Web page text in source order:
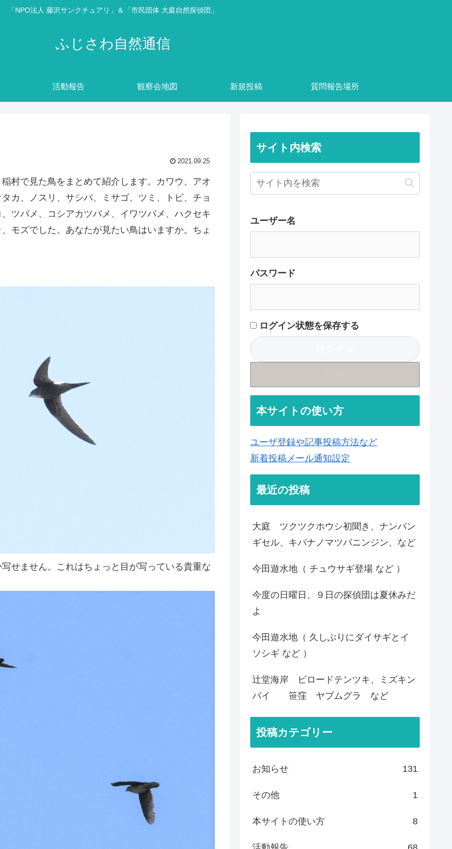
「NPO法人 藤沢サンクチュアリ」＆「市民団体 大庭自然探偵団」
ふじさわ自然通信
活動報告 観察会地図 新規投稿 質問報告場所
2021.09.25
村で見た鳥をまとめて紹介します。カワウ、アオ
カ、ノスリ、サシバ、ミサゴ、ツミ、トビ、チョ
ツバメ、コシアカツバメ、イワツバメ、ハクセキ
モズでした。あなたが見たい鳥はいますか。ちょ
せません。これはちょっと目が写っている貴重な
サイト内検索
ユーザー名
パスワード
ログイン状態を保存する
本サイトの使い方
ユーザ登録や記事投稿方法など
新着投稿メール通知設定
最近の投稿
大庭 ツクツクホウシ初聞き、ナンバン
ギセル、キバナノマツバニンジン、など
今田遊水地（ チュウサギ登場 など ）
今度の日曜日、９日の探偵団は夏休みだ
よ
今田遊水地（ 久しぶりにダイサギとイ
ソシギ など ）
辻堂海岸 ビロードテンツキ、ミズキン
バイ 笹窪 ヤブムグラ など
投稿カテゴリー
お知らせ 131
その他 1
本サイトの使い方 8